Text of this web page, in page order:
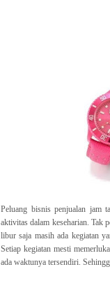
Peluang bisnis penjualan jam
aktivitas dalam keseharian. Tak
libur saja masih ada kegiatan
Setiap kegiatan mesti
ada waktunya tersendiri.